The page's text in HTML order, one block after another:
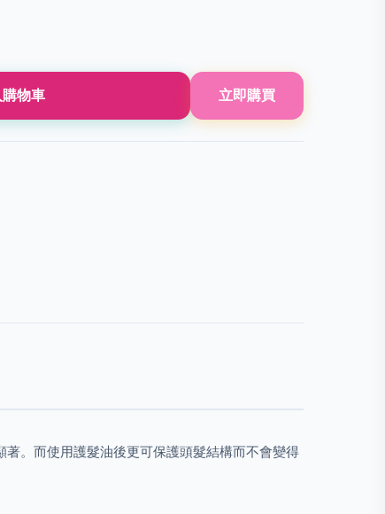
物車 立即購買
。而使用護髮油後更可保護頭髮結構而不會變得